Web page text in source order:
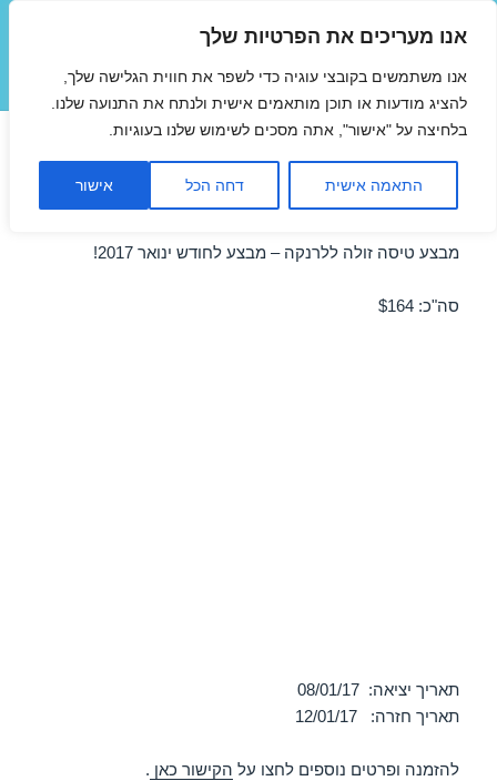
אנו מעריכים את הפרטיות שלך
אנו משתמשים בקובצי עוגיה כדי לשפר את חווית הגלישה שלך,
להציג מודעות או תוכן מותאמים אישית ולנתח את התנועה שלנו.
בלחיצה על "אישור", אתה מסכים לשימוש שלנו בעוגיות.
התאמה אישית דחה הכל אישור
תפריטים
ווידג'טים
טיסות זולות ללרנקה בינואר
08/01/2017
מבצע טיסה זולה ללרנקה – מבצע לחודש ינואר 2017!
סה"כ: $164
תאריך יציאה: 08/01/17
תאריך חזרה: 12/01/17
להזמנה ופרטים נוספים לחצו על הקישור כאן .